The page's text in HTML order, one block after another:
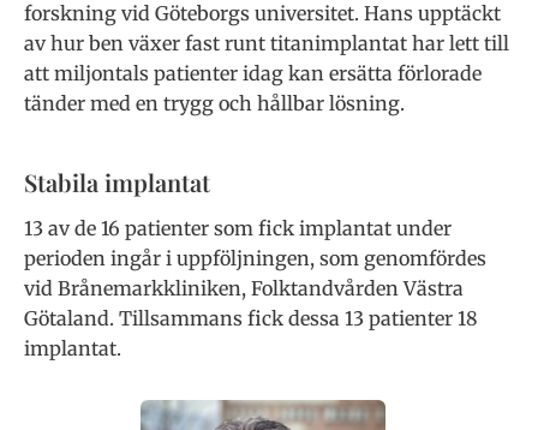
forskning vid Göteborgs universitet. Hans upptäckt
av hur ben växer fast runt titanimplantat har lett till
att miljontals patienter idag kan ersätta förlorade
tänder med en trygg och hållbar lösning.
Stabila implantat
13 av de 16 patienter som fick implantat under
perioden ingår i uppföljningen, som genomfördes
vid Brånemarkkliniken, Folktandvården Västra
Götaland. Tillsammans fick dessa 13 patienter 18
implantat.